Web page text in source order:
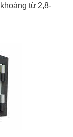
từ 2,8-